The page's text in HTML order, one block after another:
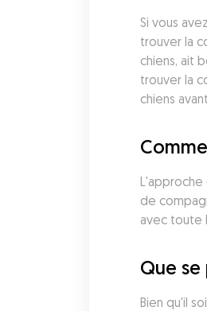
Si vous
trouver la
chiens, ait
trouver la
chiens
L'approche
de
avec toute
Que
Bien qu'il